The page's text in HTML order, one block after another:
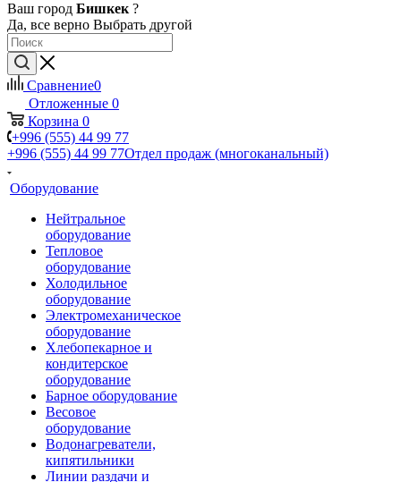
Ваш город Бишкек ?
Да, все верно Выбрать другой
Сравнение0
Отложенные 0
Корзина 0
+996 (555) 44 99 77
+996 (555) 44 99 77Отдел продаж (многоканальный)
Оборудование
Нейтральное
оборудование
Тепловое
оборудование
Холодильное
оборудование
Электромеханическое
оборудование
Хлебопекарное и
кондитерское
оборудование
Барное оборудование
Весовое
оборудование
Водонагреватели,
кипятильники
Линии раздачи и